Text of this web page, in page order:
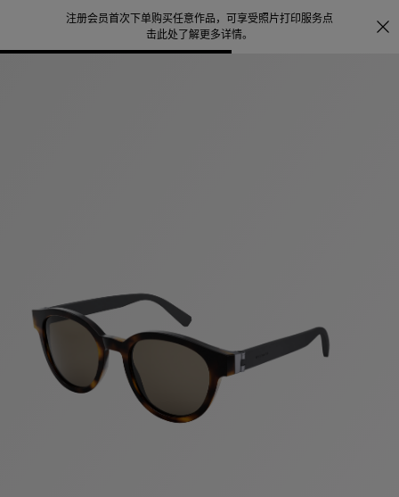
注册会员首次下单购买任意作品，可享受照片打印服务点
击此处了解更多详情。